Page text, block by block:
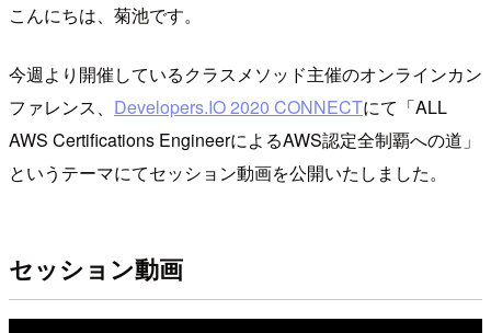
こんにちは、菊池です。
今週より開催しているクラスメソッド主催のオンラインカン
ファレンス、 Developers.IO 2020 CONNECTにて「ALL
AWS Certifications EngineerによるAWS認定全制覇への道」
というテーマにてセッション動画を公開いたしました。
セッション動画